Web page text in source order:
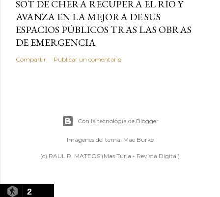
SOT DE CHERA RECUPERA EL RÍO Y
AVANZA EN LA MEJORA DE SUS
ESPACIOS PÚBLICOS TRAS LAS OBRAS
DE EMERGENCIA
Compartir Publicar un comentario
Con la tecnología de Blogger
Imágenes del tema: Mae Burke
(c) RAUL R. MATEOS (Mas Turia - Revista Digital)
2